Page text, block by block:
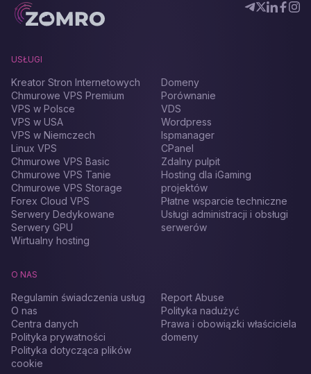
USŁUGI
Kreator Stron Internetowych
Chmurowe VPS Premium
VPS w Polsce
VPS w USA
VPS w Niemczech
Linux VPS
Chmurowe VPS Basic
Chmurowe VPS Tanie
Chmurowe VPS Storage
Forex Cloud VPS
Serwery Dedykowane
Serwery GPU
Wirtualny hosting
Domeny
Porównanie
VDS
Wordpress
Ispmanager
CPanel
Zdalny pulpit
Hosting dla iGaming
projektów
Płatne wsparcie techniczne
Usługi administracji i obsługi
serwerów
O NAS
Regulamin świadczenia usług
O nas
Centra danych
Polityka prywatności
Polityka dotycząca plików
cookie
Report Abuse
Polityka nadużyć
Prawa i obowiązki właściciela
domeny